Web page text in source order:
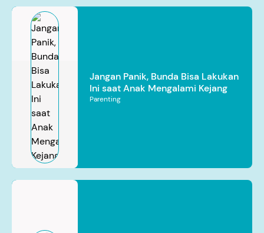
Jangan Panik, Bunda Bisa Lakukan
Ini saat Anak Mengalami Kejang
Parenting